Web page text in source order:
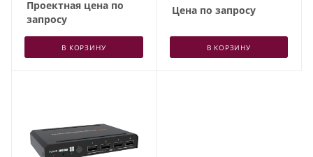
Проектная цена по
запросу
В КОРЗИНУ
Цена по запросу
В КОРЗИНУ